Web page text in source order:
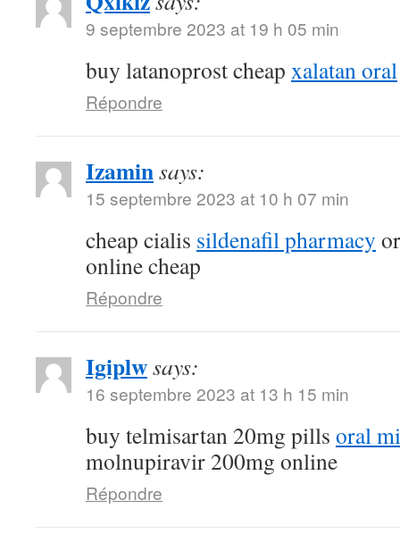
9 septembre 2023 at 19 h 05 min
buy latanoprost cheap xalatan oral
Répondre
Izaminsays:
15 septembre 2023 at 10 h 07 min
cheap cialis sildenafil pharmacy
online cheap
Répondre
Igiplwsays:
16 septembre 2023 at 13 h 15 min
buy telmisartan 20mg pills oral
molnupiravir 200mg online
Répondre